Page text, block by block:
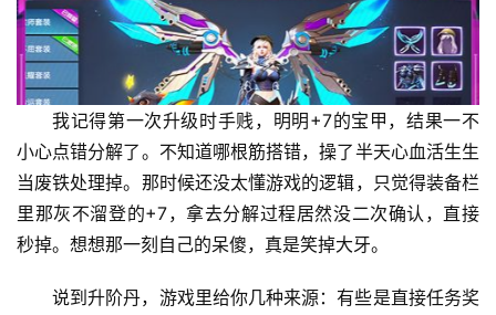
我记得第一次升级时手贱，明明+7的宝甲，结果一不
小心点错分解了。不知道哪根筋搭错，操了半天心血活生生
当废铁处理掉。那时候还没太懂游戏的逻辑，只觉得装备栏
里那灰不溜登的+7，拿去分解过程居然没二次确认，直接
秒掉。想想那一刻自己的呆傻，真是笑掉大牙。
说到升阶丹，游戏里给你几种来源：有些是直接任务奖